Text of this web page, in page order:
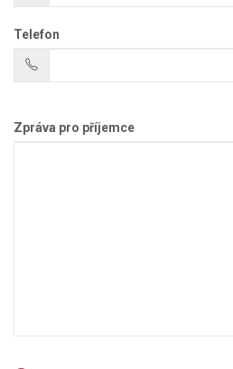
Telefon
Zpráva pro příjemce